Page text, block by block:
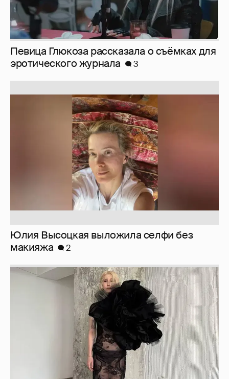
Певица Глюкоза рассказала о съёмках для
эротического журнала
3
Юлия Высоцкая выложила селфи без
макияжа
2